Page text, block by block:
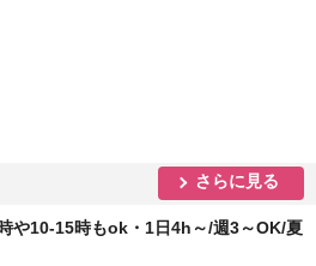
さらに見る
や10-15時もok・1日4h～/週3～OK/夏